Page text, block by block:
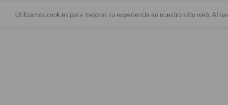
Utilizamos cookies para mejorar su experiencia en nuestro sitio web. Al